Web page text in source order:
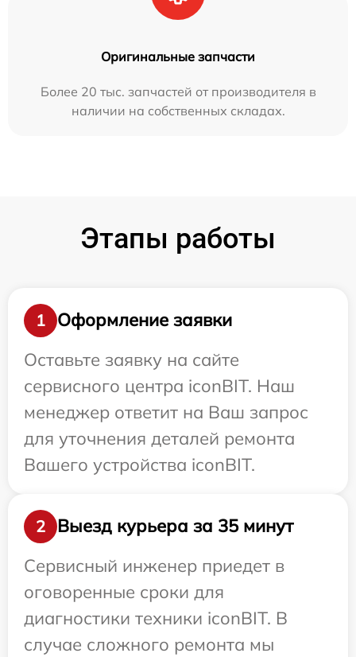
Оригинальные запчасти
Более 20 тыс. запчастей от производителя в
наличии на собственных складах.
Этапы работы
1
Оформление заявки
Оставьте заявку на сайте
сервисного центра iconBIT. Наш
менеджер ответит на Ваш запрос
для уточнения деталей ремонта
Вашего устройства iconBIT.
2
Выезд курьера за 35 минут
Сервисный инженер приедет в
оговоренные сроки для
диагностики техники iconBIT. В
случае сложного ремонта мы